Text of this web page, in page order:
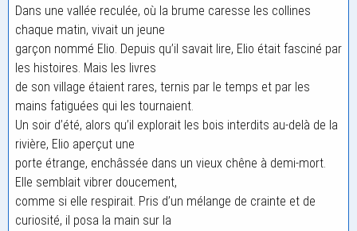
Dans une vallée reculée, où la brume caresse les collines
chaque matin, vivait un jeune
garçon nommé Elio. Depuis qu’il savait lire, Elio était fasciné par
les histoires. Mais les livres
de son village étaient rares, ternis par le temps et par les
mains fatiguées qui les tournaient.
Un soir d’été, alors qu’il explorait les bois interdits au-delà de la
rivière, Elio aperçut une
porte étrange, enchâssée dans un vieux chêne à demi-mort.
Elle semblait vibrer doucement,
comme si elle respirait. Pris d’un mélange de crainte et de
curiosité, il posa la main sur la